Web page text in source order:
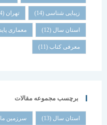
زیبایی شناسی (14) تهران
استان سال(12) معماری پایدار (12)
معرفی کتاب(11)
برچسب مجموعه مقالات
استان سال(13) سرزمین مادری(10)